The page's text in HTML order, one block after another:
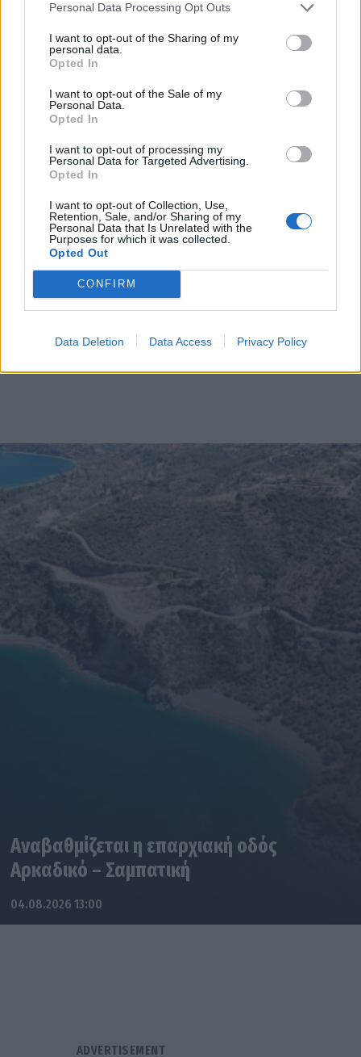
Personal Data Processing Opt Outs
I want to opt-out of the Sharing of my
personal data.
Opted In
I want to opt-out of the Sale of my
Personal Data.
Opted In
I want to opt-out of processing my
Personal Data for Targeted Advertising.
Opted In
I want to opt-out of Collection, Use,
Retention, Sale, and/or Sharing of my
Personal Data that Is Unrelated with the
Purposes for which it was collected.
Opted Out
CONFIRM
Data Deletion Data Access Privacy Policy
Τα δρομολόγια των Κινητών Αστυνομικών
Μονάδων για την ερχόμενη εβδομάδα
Νεκρός εντοπίστηκε αλλοδαπός εργάτης γης
στο Αγρίδι του δήμου Πύργου
Καθαρισμός ρεμάτων και χειμάρρων σε Βέλο-
Βόχα και Νεμέα από την Περιφέρεια
Πελοποννήσου
Νεκρός 67χρονος γεωργός από ανατροπή
τρακτέρ στο Σπάθαρη
Διάβασε περισσότερα
Πελοπόννησος Αστυνομικό ρεπορτάζ
Αναβαθμίζεται η επαρχιακή οδός
Αρκαδικό – Σαμπατική
04.08.2026 13:00